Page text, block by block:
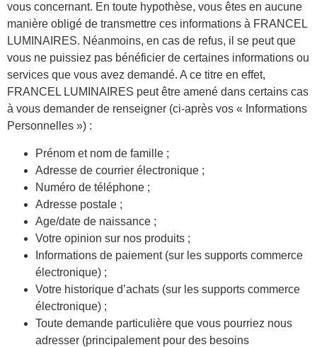
vous concernant. En toute hypothèse, vous êtes en aucune
manière obligé de transmettre ces informations à FRANCEL
LUMINAIRES. Néanmoins, en cas de refus, il se peut que
vous ne puissiez pas bénéficier de certaines informations ou
services que vous avez demandé. A ce titre en effet,
FRANCEL LUMINAIRES peut être amené dans certains cas
à vous demander de renseigner (ci-après vos « Informations
Personnelles ») :
Prénom et nom de famille ;
Adresse de courrier électronique ;
Numéro de téléphone ;
Adresse postale ;
Age/date de naissance ;
Votre opinion sur nos produits ;
Informations de paiement (sur les supports commerce
électronique) ;
Votre historique d’achats (sur les supports commerce
électronique) ;
Toute demande particulière que vous pourriez nous
adresser (principalement pour des besoins